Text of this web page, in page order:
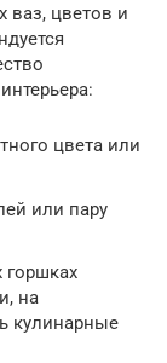
ваз, цветов и
цвета или
или пару
горшках
на
кулинарные